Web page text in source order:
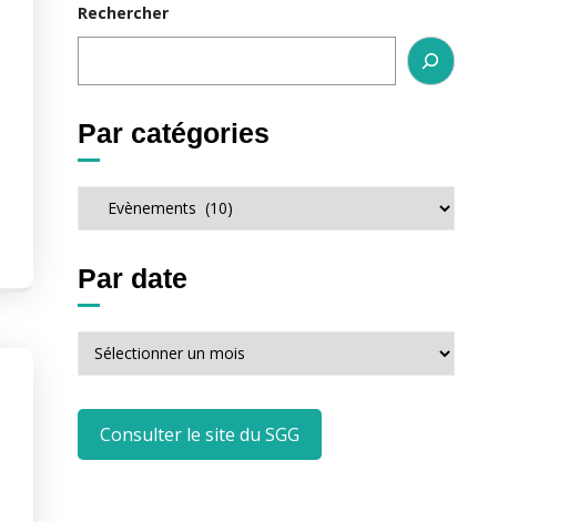
Rechercher
Par catégories
catégories
Par date
Par
date
Consulter le site du SGG